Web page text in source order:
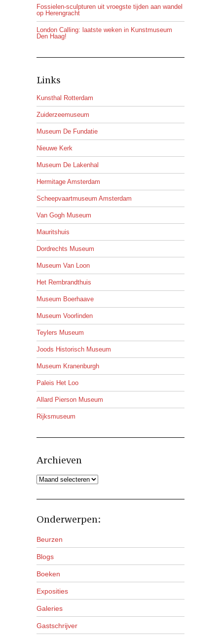
Fossielen-sculpturen uit vroegste tijden aan wandel
op Herengracht
London Calling: laatste weken in Kunstmuseum
Den Haag!
Links
Kunsthal Rotterdam
Zuiderzeemuseum
Museum De Fundatie
Nieuwe Kerk
Museum De Lakenhal
Hermitage Amsterdam
Scheepvaartmuseum Amsterdam
Van Gogh Museum
Mauritshuis
Dordrechts Museum
Museum Van Loon
Het Rembrandthuis
Museum Boerhaave
Museum Voorlinden
Teylers Museum
Joods Historisch Museum
Museum Kranenburgh
Paleis Het Loo
Allard Pierson Museum
Rijksmuseum
Archieven
Archieven
Onderwerpen:
Beurzen
Blogs
Boeken
Exposities
Galeries
Gastschrijver